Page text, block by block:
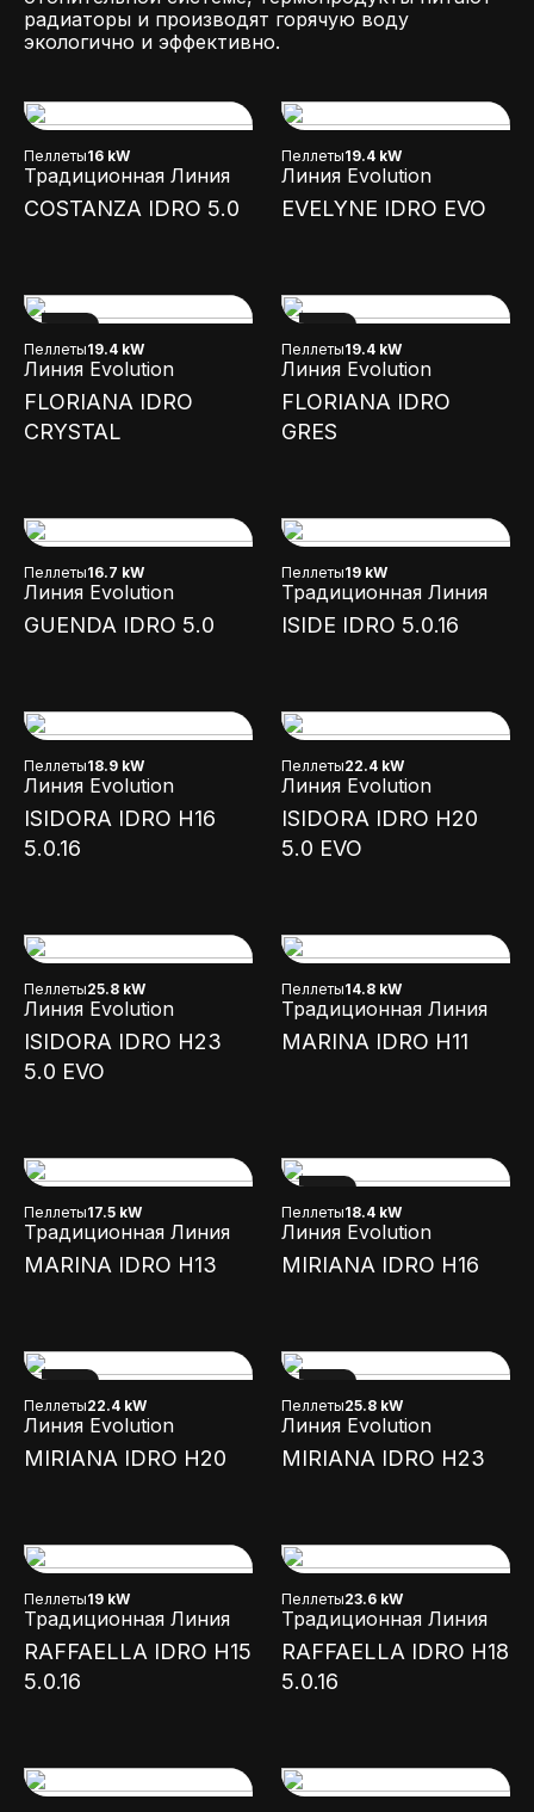
радиаторы и производят горячую воду
экологично и эффективно.
Пеллеты16 kW
Традиционная Линия
COSTANZA IDRO 5.0
Пеллеты19.4 kW
Линия Evolution
EVELYNE IDRO EVO
Пеллеты19.4 kW
Линия Evolution
FLORIANA IDRO
CRYSTAL
Пеллеты19.4 kW
Линия Evolution
FLORIANA IDRO
GRES
Пеллеты16.7 kW
Линия Evolution
GUENDA IDRO 5.0
Пеллеты19 kW
Традиционная Линия
ISIDE IDRO 5.0.16
Пеллеты18.9 kW
Линия Evolution
ISIDORA IDRO H16
5.0.16
Пеллеты22.4 kW
Линия Evolution
ISIDORA IDRO H20
5.0 EVO
Пеллеты25.8 kW
Линия Evolution
ISIDORA IDRO H23
5.0 EVO
Пеллеты14.8 kW
Традиционная Линия
MARINA IDRO H11
Пеллеты17.5 kW
Традиционная Линия
MARINA IDRO H13
Пеллеты18.4 kW
Линия Evolution
MIRIANA IDRO H16
Пеллеты22.4 kW
Линия Evolution
MIRIANA IDRO H20
Пеллеты25.8 kW
Линия Evolution
MIRIANA IDRO H23
Пеллеты19 kW
Традиционная Линия
RAFFAELLA IDRO H15
5.0.16
Пеллеты23.6 kW
Традиционная Линия
RAFFAELLA IDRO H18
5.0.16